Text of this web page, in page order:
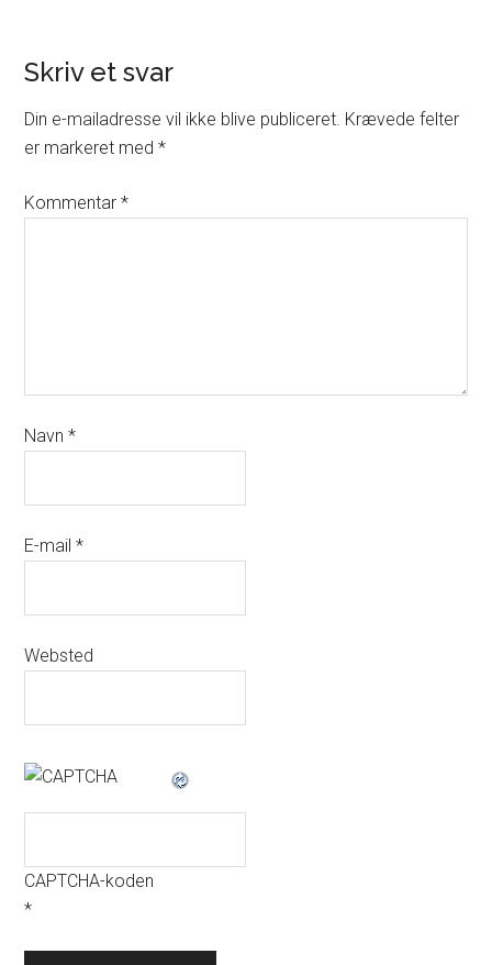
Skriv et svar
Din e-mailadresse vil ikke blive publiceret. Krævede felter
er markeret med*
Kommentar*
Navn*
E-mail*
Websted
CAPTCHA-koden
*